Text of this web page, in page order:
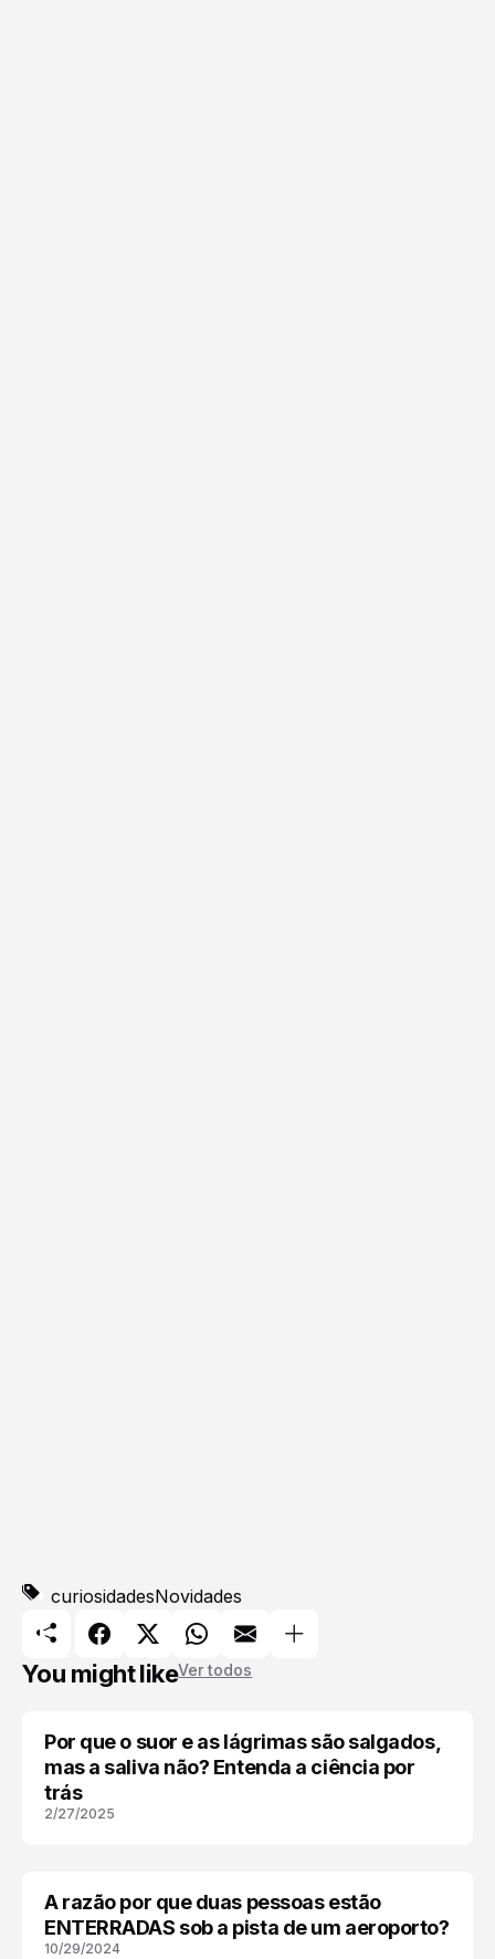
curiosidadesNovidades
You might likeVer todos
CORPO HUMANO
Por que o suor e as lágrimas são salgados,
mas a saliva não? Entenda a ciência por
trás
2/27/2025
AVIAÇÃO
A razão por que duas pessoas estão
ENTERRADAS sob a pista de um aeroporto?
10/29/2024